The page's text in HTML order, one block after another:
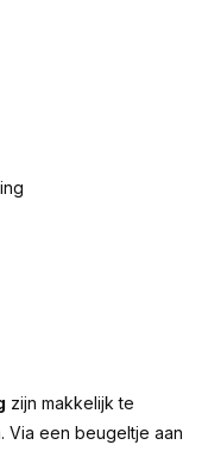
zijn makkelijk te
Via een beugeltje aan